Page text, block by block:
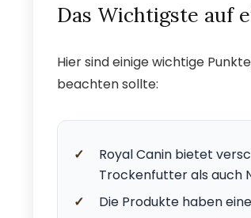
Das Wichtigste auf
Hier sind einige wichtige
beachten sollte:
✓
Royal Canin bietet
Trockenfutter als auch
✓
Die Produkte haben